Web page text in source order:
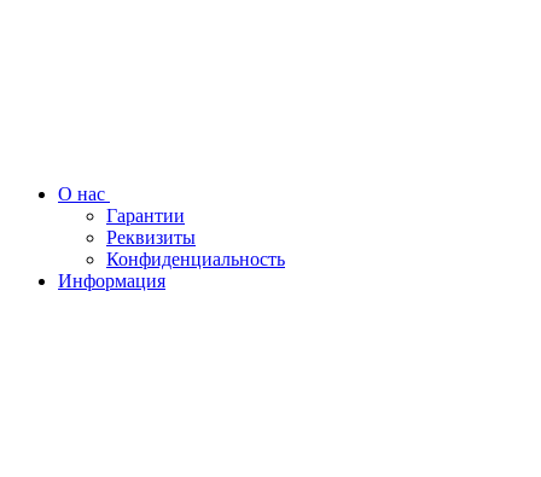
О нас
Гарантии
Реквизиты
Конфиденциальность
Информация